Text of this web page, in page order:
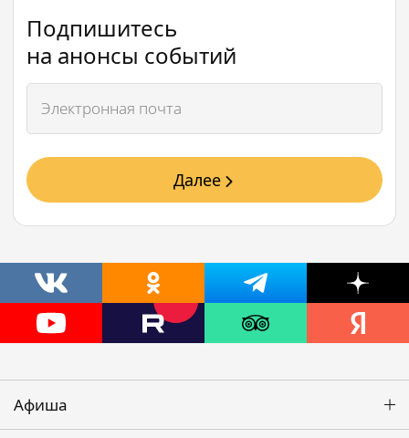
Подпишитесь
на анонсы событий
Далее
Афиша